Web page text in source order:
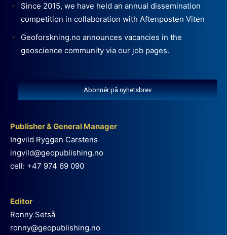
Since 2015, we have held an annual dissemination
competition in collaboration with Aftenposten Viten
Geoforskning.no announces vacancies in the
geoscience community via our job pages.
Abonnér på nyhetsbrev
Publisher & General Manager
Ingvild Ryggen Carstens
ingvild@geopublishing.no
cell: +47 974 69 090
Editor
Ronny Setså
ronny@geopublishing.no